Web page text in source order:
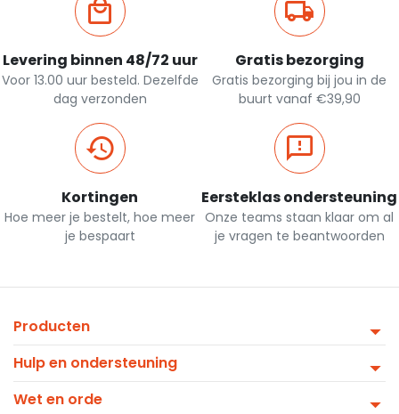
Levering binnen 48/72 uur
Voor 13.00 uur besteld. Dezelfde
dag verzonden
Gratis bezorging
Gratis bezorging bij jou in de
buurt vanaf €39,90
Kortingen
Hoe meer je bestelt, hoe meer
je bespaart
Eersteklas ondersteuning
Onze teams staan klaar om al
je vragen te beantwoorden
Producten
Hulp en ondersteuning
Wet en orde